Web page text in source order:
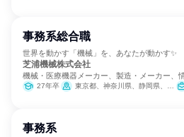
事務系総合職
世界を動かす「機械」を、あなたが動かす✨
芝浦機械株式会社
機械・医療機器メーカー、製造・メーカー、
27年卒 東京都、神奈川県、静岡県、愛知県、大阪府
事務系